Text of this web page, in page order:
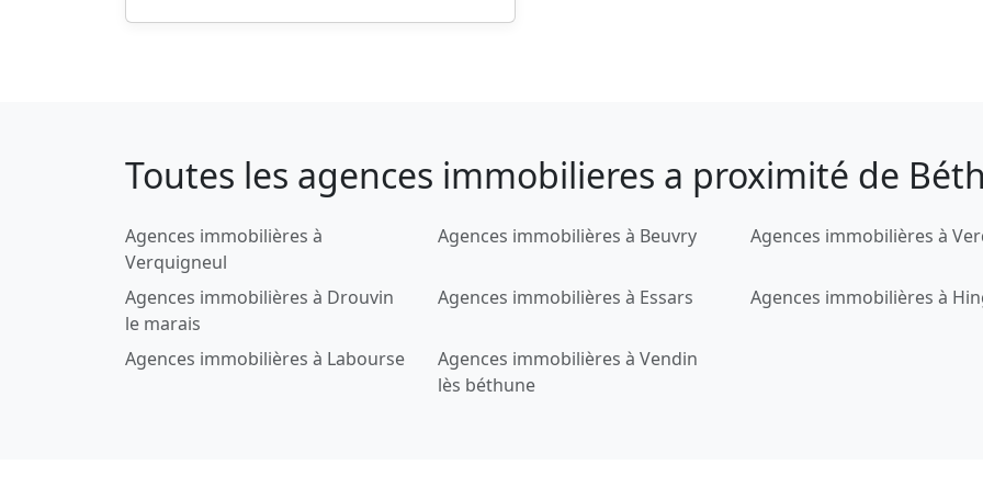
Toutes les agences immobilieres a proximité de
Agences immobilières à
Verquigneul
Agences immobilières à Beuvry Agences immobilières à
Agences immobilières à Drouvin
le marais
Agences immobilières à Essars Agences immobilières à
Agences immobilières à Labourse
Agences immobilières à Vendin
lès béthune